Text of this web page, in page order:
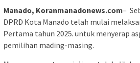
Manado, Koranmanadonews.com–
DPRD Kota Manado telah mulai
Pertama tahun 2025. untuk menyerap
pemilihan mading-masing.